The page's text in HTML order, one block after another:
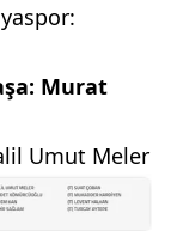
Murat
Umut Meler